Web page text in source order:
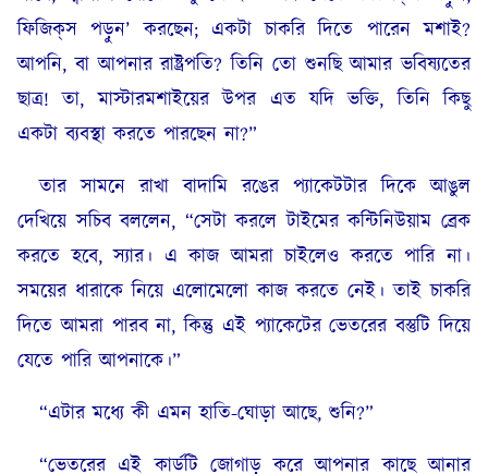
ফিজিক্‌স পড়ুন’ করছেন; একটা চাকরি দিতে পারেন মশাই?
আপনি, বা আপনার রাষ্ট্রপতি? তিনি তো শুনছি আমার ভবিষ্যতের
ছাত্র! তা, মাস্টারমশাইয়ের উপর এত যদি ভক্তি, তিনি কিছু
একটা ব্যবস্থা করতে পারছেন না?”
তার সামনে রাখা বাদামি রঙের প্যাকেটটার দিকে আঙুল
দেখিয়ে সচিব বললেন, “সেটা করলে টাইমের কন্টিনিউয়াম ব্রেক
করতে হবে, স্যার। এ কাজ আমরা চাইলেও করতে পারি না।
সময়ের ধারাকে নিয়ে এলোমেলো কাজ করতে নেই। তাই চাকরি
দিতে আমরা পারব না, কিন্তু এই প্যাকেটের ভেতরের বস্তুটি দিয়ে
যেতে পারি আপনাকে।”
“এটার মধ্যে কী এমন হাতি-ঘোড়া আছে, শুনি?”
“ভেতরের এই কার্ডটি জোগাড় করে আপনার কাছে আনার